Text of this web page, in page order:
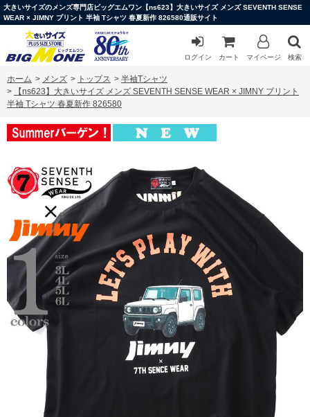
大きいサイズのメンズ専門店ビッグエムワン【ns623】大きいサイズ メンズ SEVENTH SENSE
WEAR × JIMNY プリント 半袖 Tシャツ 春夏新作 826580通販サイト
ログイン カート マイページ 検索
ホーム > メンズ > トップス > 半袖Tシャツ
>
【ns623】大きいサイズ メンズ SEVENTH SENSE WEAR × JIMNY プリント
半袖 Tシャツ 春夏新作 826580